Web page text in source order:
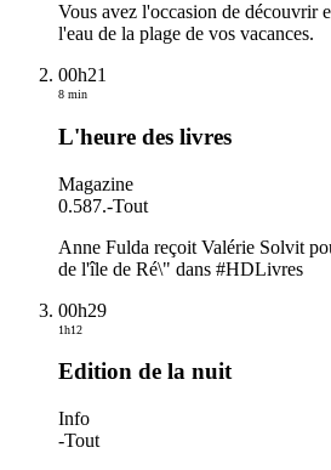
Vous avez l'occasion de découvrir
l'eau de la plage de vos vacances.
00h21
8 min
L'heure des livres
Magazine
0.587.-Tout
Anne Fulda reçoit Valérie Solvit
de l'île de Ré\" dans #HDLivres
00h29
1h12
Edition de la nuit
Info
-Tout